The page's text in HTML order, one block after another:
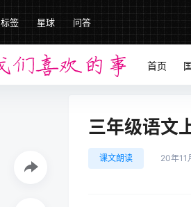
标签 星球 问答
首页
三年级语文
课文朗读 20年11